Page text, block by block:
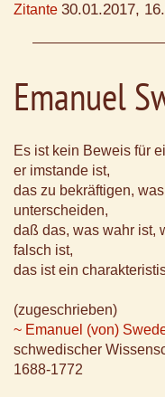
Zitante 30.01.2017,
Emanuel
Es ist kein Beweis für
er imstande ist,
das zu bekräftigen,
unterscheiden,
daß das, was wahr ist,
falsch ist,
das ist ein
(zugeschrieben)
~ Emanuel (von)
schwedischer
1688-1772